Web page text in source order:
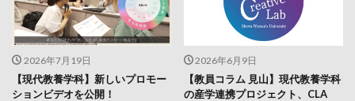
2026年7月19日
【現代教養学科】新しいプロモー
ションビデオを公開！
2026年6月9日
【教員コラム 見山】現代教養学科
の産学連携プロジェクト、CLA